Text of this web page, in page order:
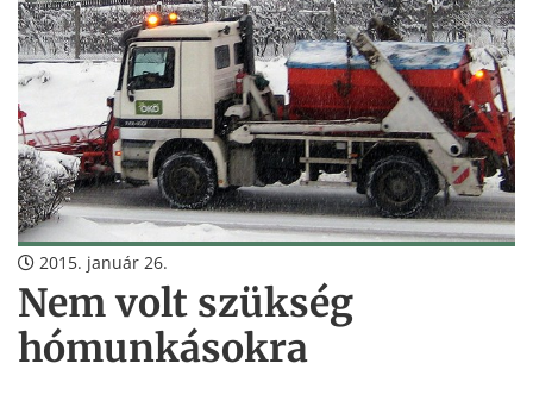
2015. január 26.
Nem volt szükség
hómunkásokra